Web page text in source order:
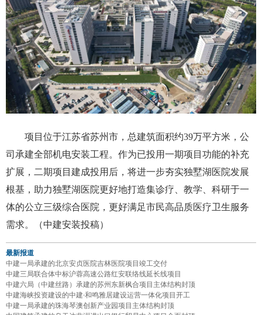
项目位于江苏省苏州市，总建筑面积约39万平方米，公
司承建全部机电安装工程。作为已投用一期项目功能的补充
扩展，二期项目建成投用后，将进一步夯实独墅湖医院发展
根基，助力独墅湖医院更好地打造集诊疗、教学、科研于一
体的公立三级综合医院，更好满足市民高品质医疗卫生服务
需求。（中建安装投稿）
最新报道
中建一局承建的北京安贞医院吉林医院项目竣工交付
中建三局联合体中标沪蓉高速公路红安联络线延长线项目
中建六局（中建丝路）承建的苏州东新枫合项目主体结构封顶
中建海峡投资建设的中建·和鸣雅居建设运营一体化项目开工
中建一局承建的珠海琴澳创新产业园项目主体结构封顶